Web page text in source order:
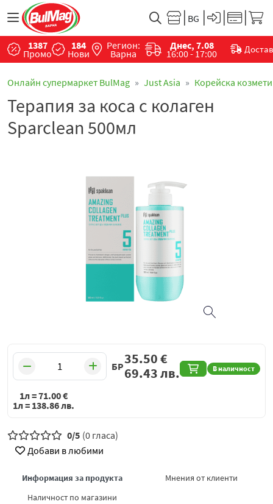
1387
Промо
184
Нови
Регион:
Варна
Днес, 7.08
16:00 - 17:00
Онлайн супермаркет BulMag Just Asia Корейска
Терапия за коса с колаген
Sparclean 500мл
БР В наличност
35.50€
69.43лв.
1л =71.00€
1л = 138.86лв.
0/5 (0 гласа)
Добави в любими
Информация за продукта
Мнения от клиенти
Наличност по магазини